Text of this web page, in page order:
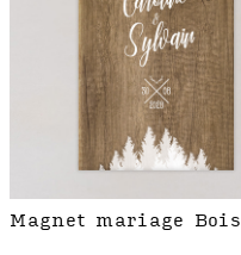
Magnet mariage Bois